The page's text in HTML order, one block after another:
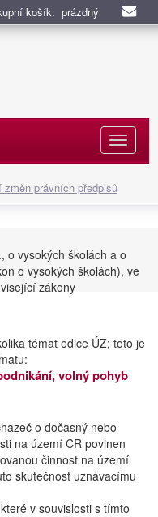
košík: prázdný
změn právních předpisů
o vysokých školách a o
o vysokých školách), ve
zákony
témat edice ÚZ; toto je
volný pohyb
o dočasný nebo
na území ČR povinen
činnost na území
skutečnost uznávacímu
v souvislosti s tímto